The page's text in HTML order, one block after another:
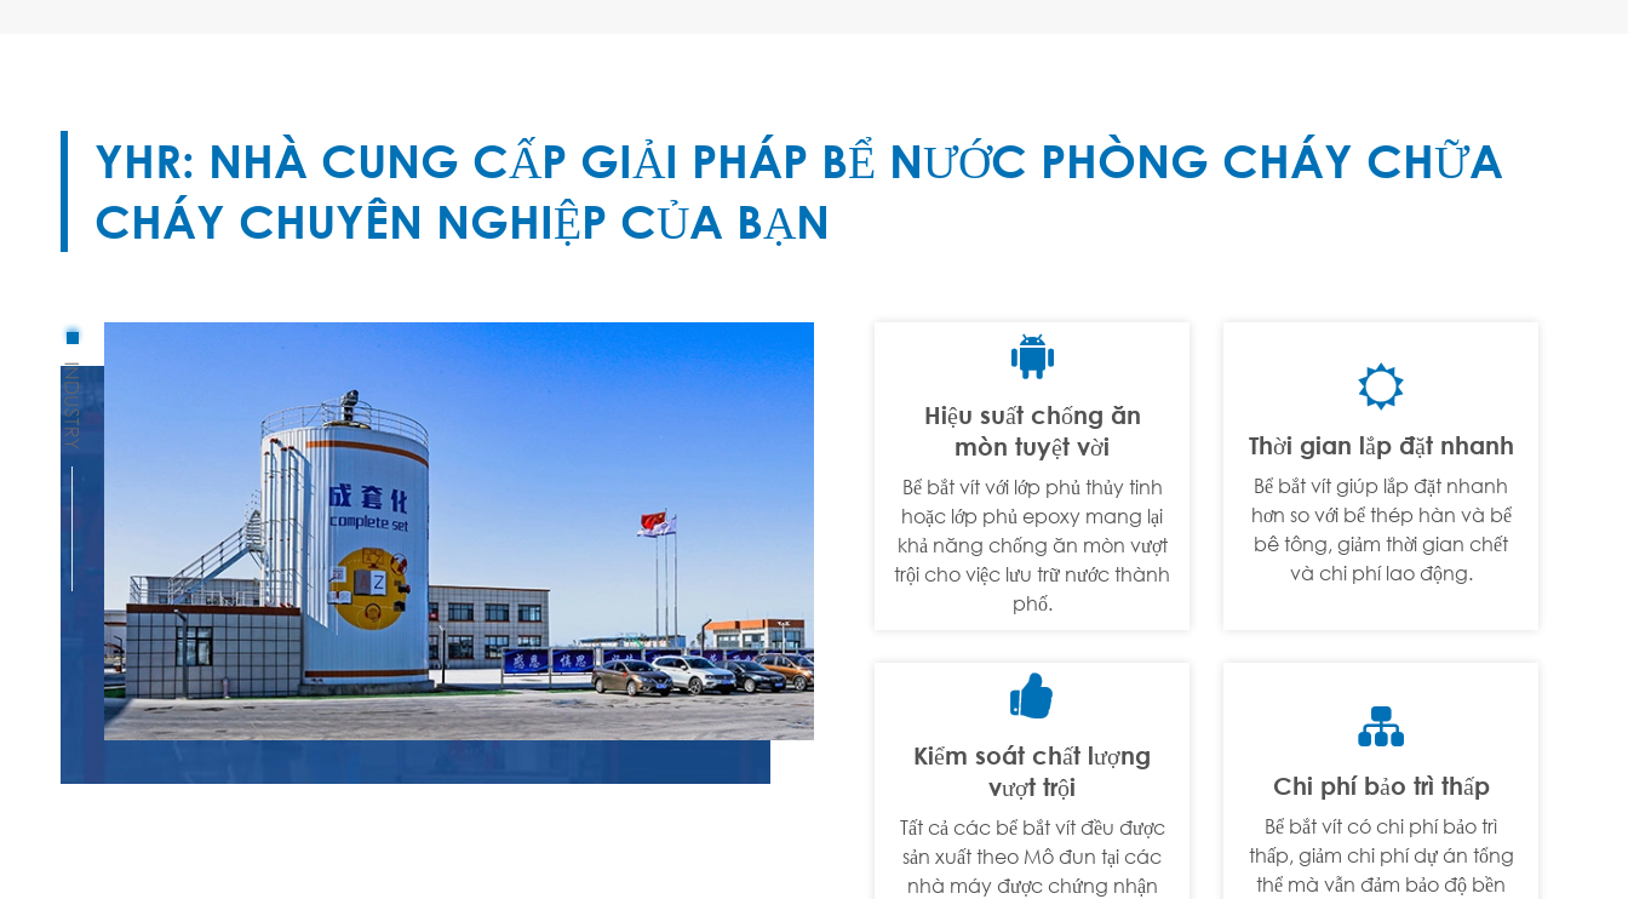
YHR: NHÀ CUNG CẤP GIẢI PHÁP BỂ NƯỚC PHÒNG CHÁY CHỮA
CHÁY CHUYÊN NGHIỆP CỦA BẠN

Hiệu suất chống ăn
mòn tuyệt vời
Bể bắt vít với lớp phủ thủy tinh
hoặc lớp phủ epoxy mang lại
khả năng chống ăn mòn vượt
trội cho việc lưu trữ nước thành
phố.

Thời gian lắp đặt nhanh
Bể bắt vít giúp lắp đặt nhanh
hơn so với bể thép hàn và bể
bê tông, giảm thời gian chết
và chi phí lao động.

Kiểm soát chất lượng
vượt trội
Tất cả các bể bắt vít đều được
sản xuất theo Mô đun tại các
nhà máy được chứng nhận

Chi phí bảo trì thấp
Bể bắt vít có chi phí bảo trì
thấp, giảm chi phí dự án tổng
thể mà vẫn đảm bảo độ bền